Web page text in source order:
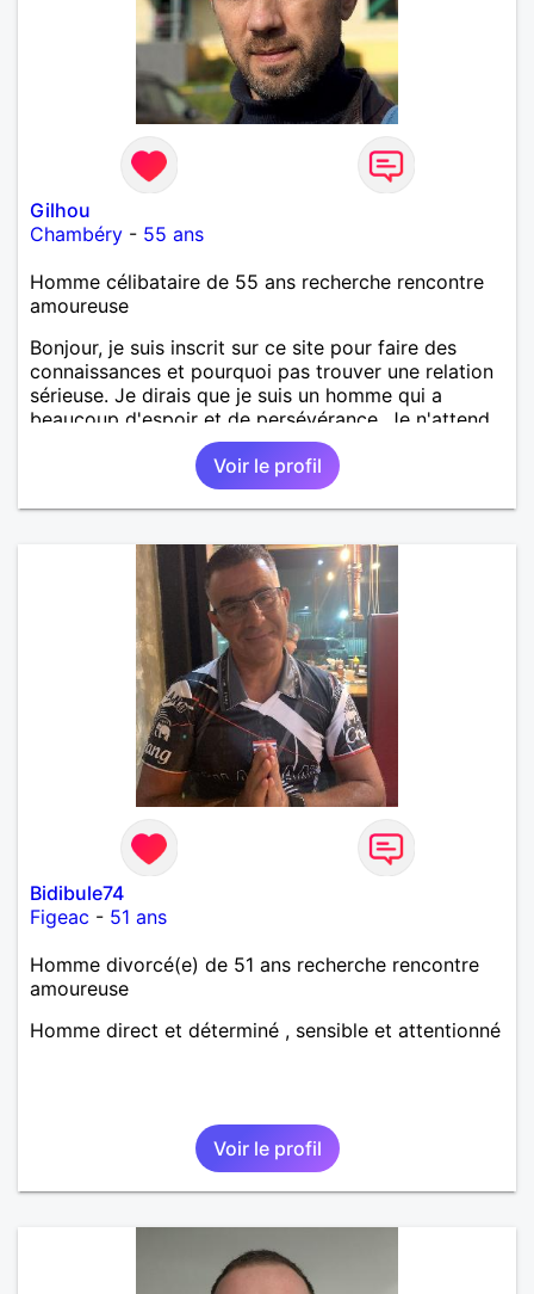
Gilhou
Chambéry - 55 ans
Homme célibataire de 55 ans recherche rencontre
amoureuse
Bonjour, je suis inscrit sur ce site pour faire des
connaissances et pourquoi pas trouver une relation
sérieuse. Je dirais que je suis un homme qui a
beaucoup d'espoir et de persévérance. Je n'attend
rien d'autres d'une femme si ce n est pas une
relation sérieuse sur Chambéry.
Voir le profil
Bidibule74
Figeac - 51 ans
Homme divorcé(e) de 51 ans recherche rencontre
amoureuse
Homme direct et déterminé , sensible et attentionné
Voir le profil